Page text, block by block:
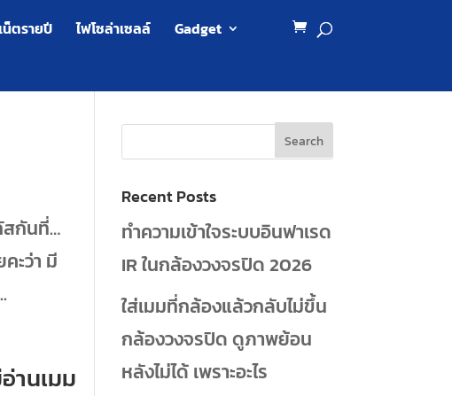
น็ตรายปี ไฟโซล่าเซลล์
Gadget
สกันที่…
ะว่า มี
านเมม
Recent Posts
ทำความเข้าใจระบบอินฟาเรด
IR ในกล้องวงจรปิด 2026
ใส่เมมที่กล้องแล้วกลับไม่ขึ้น
กล้องวงจรปิด ดูภาพย้อน
หลังไม่ได้ เพราะอะไร